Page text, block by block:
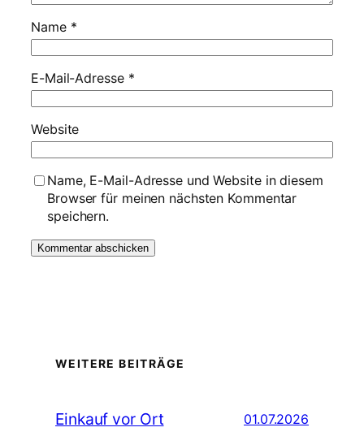
Name *
E-Mail-Adresse *
Website
Name, E-Mail-Adresse und Website in diesem
Browser für meinen nächsten Kommentar
speichern.
WEITERE BEITRÄGE
Einkauf vor Ort 01.07.2026